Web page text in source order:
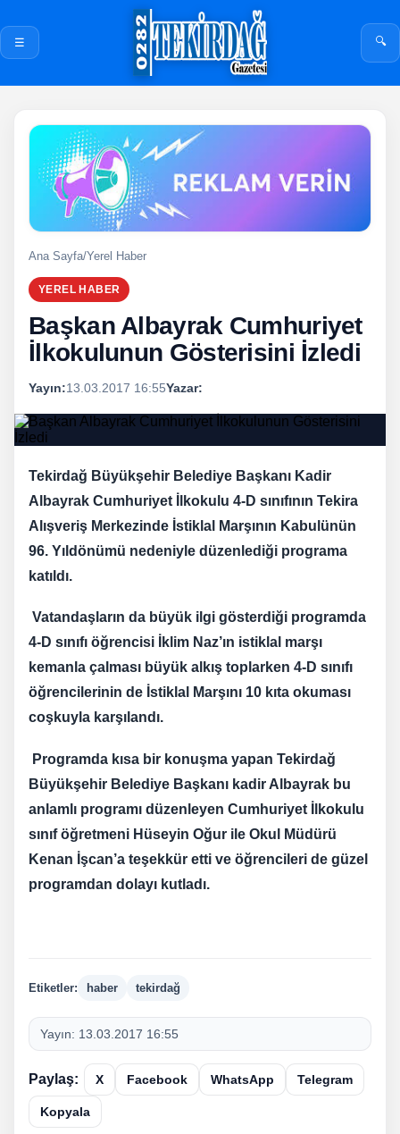
☰ 🔍
Ana Sayfa/Yerel Haber
YEREL HABER
Başkan Albayrak Cumhuriyet
İlkokulunun Gösterisini İzledi
Yayın:13.03.2017 16:55Yazar:
Tekirdağ Büyükşehir Belediye Başkanı Kadir
Albayrak Cumhuriyet İlkokulu 4-D sınıfının Tekira
Alışveriş Merkezinde İstiklal Marşının Kabulünün
96. Yıldönümü nedeniyle düzenlediği programa
katıldı.
Vatandaşların da büyük ilgi gösterdiği programda
4-D sınıfı öğrencisi İklim Naz’ın istiklal marşı
kemanla çalması büyük alkış toplarken 4-D sınıfı
öğrencilerinin de İstiklal Marşını 10 kıta okuması
coşkuyla karşılandı.
Programda kısa bir konuşma yapan Tekirdağ
Büyükşehir Belediye Başkanı kadir Albayrak bu
anlamlı programı düzenleyen Cumhuriyet İlkokulu
sınıf öğretmeni Hüseyin Oğur ile Okul Müdürü
Kenan İşcan’a teşekkür etti ve öğrencileri de güzel
programdan dolayı kutladı.
Etiketler: haber tekirdağ
Yayın: 13.03.2017 16:55
Paylaş: X Facebook WhatsApp Telegram
Kopyala